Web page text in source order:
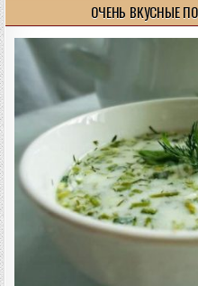
ОЧЕНЬ ВКУСНЫЕ